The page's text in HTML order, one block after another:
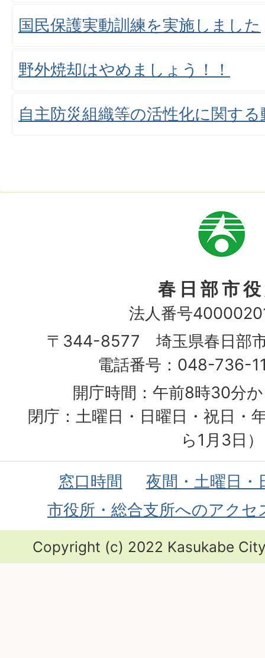
国民保護実動訓練を実施しました
野外焼却はやめましょう！！
自主防災組織等の活性化に関す
市
章
春日部市
法人番号
〒344-8577 埼玉県春日部
電話番号：048-736-
開庁時間：午前8時30分
閉庁：土曜日・日曜日・祝日・
ら1月3日）
窓口時間
夜間・土曜日・
市役所・総合支所へのアクセ
Copyright (c) 2022 Kasukabe